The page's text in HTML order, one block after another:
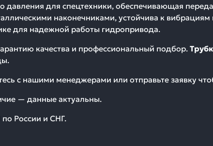
давления для спецтехники, обеспечивающая
наконечниками, устойчива к
для надежной работы гидропривода.
качества и профессиональный подбор.
с нашими менеджерами или отправьте заявку
— данные актуальны.
по России и СНГ.